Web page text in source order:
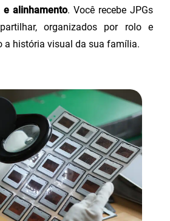
e alinhamento. Você recebe JPGs
organizados por rolo e
a história visual da sua família.